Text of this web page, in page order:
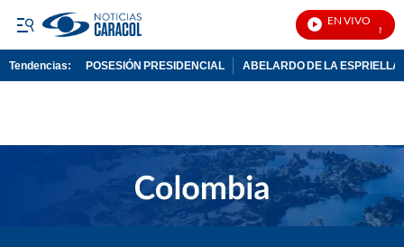
EN VIVO
Tendencias: POSESIÓN PRESIDENCIAL ABELARDO DE LA ESPRIELLA